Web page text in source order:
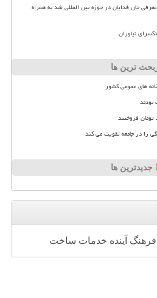
جان فدایان در حوزه بین المللی شد به همراه
نیاوران
ترین ها
های عمومی کشور
را در جامعه تقویت می کند
جدیدترین ها
فرهنگ آینده خدمات ساخت